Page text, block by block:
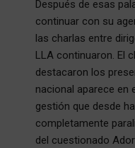
Después de esas
continuar con su
las charlas entre
LLA continuaron. El
destacaron los
nacional aparece en
gestión que desde
completamente
del cuestionado